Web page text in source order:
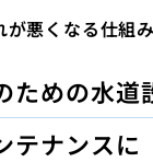
悪くなる仕組み
ための水道
テナンスに